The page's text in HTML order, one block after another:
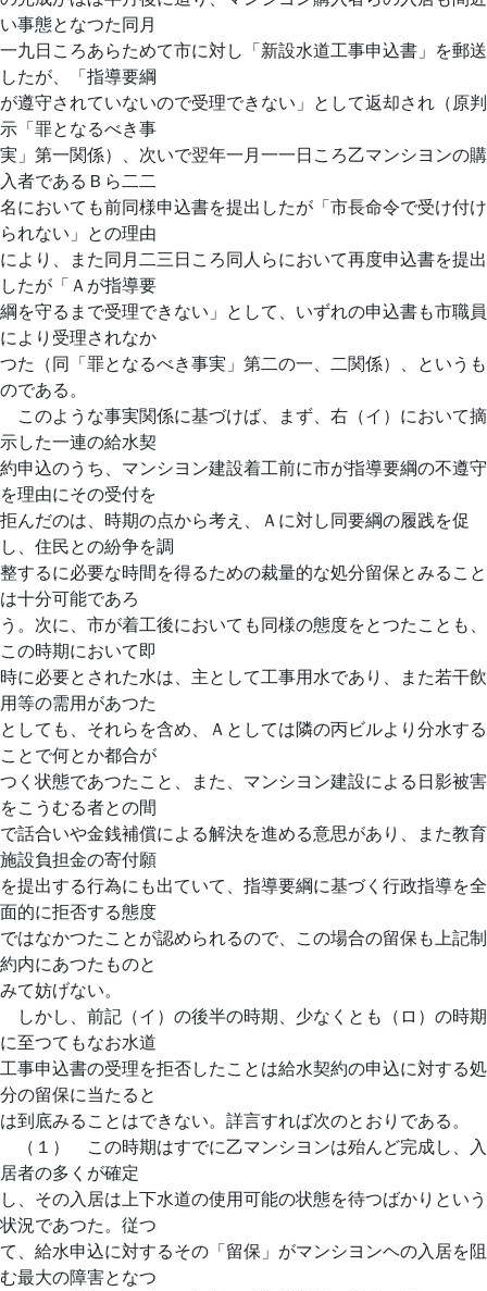
い事態となつた同月
一九日ころあらためて市に対し「新設水道工事申込書」を郵送
したが、「指導要綱
が遵守されていないので受理できない」として返却され（原判
示「罪となるべき事
実」第一関係）、次いで翌年一月一一日ころ乙マンシヨンの購
入者であるＢら二二
名においても前同様申込書を提出したが「市長命令で受け付け
られない」との理由
により、また同月二三日ころ同人らにおいて再度申込書を提出
したが「Ａが指導要
綱を守るまで受理できない」として、いずれの申込書も市職員
により受理されなか
つた（同「罪となるべき事実」第二の一、二関係）、というも
のである。
このような事実関係に基づけば、まず、右（イ）において摘
示した一連の給水契
約申込のうち、マンシヨン建設着工前に市が指導要綱の不遵守
を理由にその受付を
拒んだのは、時期の点から考え、Ａに対し同要綱の履践を促
し、住民との紛争を調
整するに必要な時間を得るための裁量的な処分留保とみること
は十分可能であろ
う。次に、市が着工後においても同様の態度をとつたことも、
この時期において即
時に必要とされた水は、主として工事用水であり、また若干飲
用等の需用があつた
としても、それらを含め、Ａとしては隣の丙ビルより分水する
ことで何とか都合が
つく状態であつたこと、また、マンシヨン建設による日影被害
をこうむる者との間
で話合いや金銭補償による解決を進める意思があり、また教育
施設負担金の寄付願
を提出する行為にも出ていて、指導要綱に基づく行政指導を全
面的に拒否する態度
ではなかつたことが認められるので、この場合の留保も上記制
約内にあつたものと
みて妨げない。
しかし、前記（イ）の後半の時期、少なくとも（ロ）の時期
に至つてもなお水道
工事申込書の受理を拒否したことは給水契約の申込に対する処
分の留保に当たると
は到底みることはできない。詳言すれば次のとおりである。
（１） この時期はすでに乙マンシヨンは殆んど完成し、入
居者の多くが確定
し、その入居は上下水道の使用可能の状態を待つばかりという
状況であつた。従つ
て、給水申込に対するその「留保」がマンシヨンヘの入居を阻
む最大の障害となつ